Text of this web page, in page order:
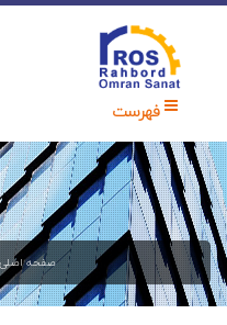
فهرست
صفحه اصلی